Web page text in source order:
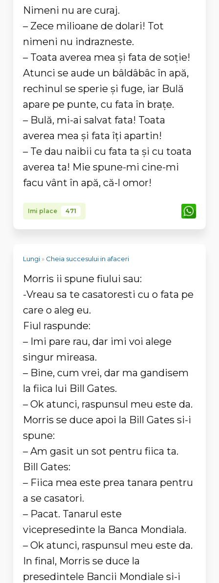
Nimeni nu are curaj.
– Zece milioane de dolari! Tot
nimeni nu indrazneste.
– Toata averea mea și fata de soție!
Atunci se aude un bâldâbâc în apă,
rechinul se sperie și fuge, iar Bulă
apare pe punte, cu fata în brațe.
– Bulă, mi-ai salvat fata! Toata
averea mea și fata îți apartin!
– Te dau naibii cu fata ta și cu toata
averea ta! Mie spune-mi cine-mi
facu vânt în apă, că-l omor!
Imi place 471
Lungi» Cheia succesului in afaceri
Morris ii spune fiului sau:
-Vreau sa te casatoresti cu o fata pe
care o aleg eu.
Fiul raspunde:
– Imi pare rau, dar imi voi alege
singur mireasa.
– Bine, cum vrei, dar ma gandisem
la fiica lui Bill Gates.
– Ok atunci, raspunsul meu este da.
Morris se duce apoi la Bill Gates si-i
spune:
– Am gasit un sot pentru fiica ta.
Bill Gates:
– Fiica mea este prea tanara pentru
a se casatori.
– Pacat. Tanarul este
vicepresedinte la Banca Mondiala.
– Ok atunci, raspunsul meu este da.
In final, Morris se duce la
presedintele Bancii Mondiale si-i